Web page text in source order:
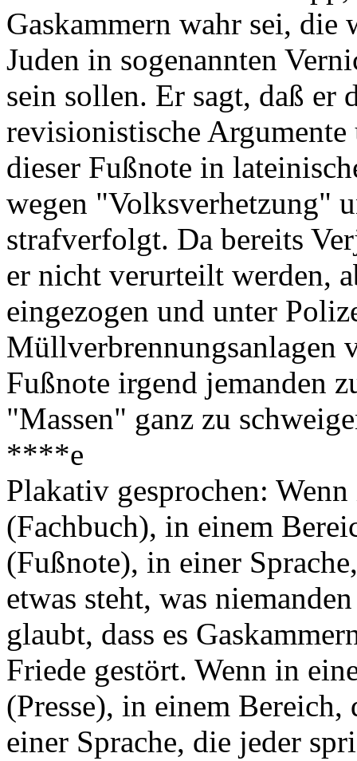
Gaskammern wahr sei, die
Juden in sogenannten
sein sollen. Er sagt, daß er
revisionistische Argumente
dieser Fußnote in
wegen "Volksverhetzung"
strafverfolgt. Da bereits
er nicht verurteilt werden,
eingezogen und unter
Müllverbrennungsanlagen
Fußnote irgend jemanden
"Massen" ganz zu
****e
Plakativ gesprochen:
(Fachbuch), in einem
(Fußnote), in einer
etwas steht, was
glaubt, dass es
Friede gestört. Wenn in
(Presse), in einem
einer Sprache, die jeder